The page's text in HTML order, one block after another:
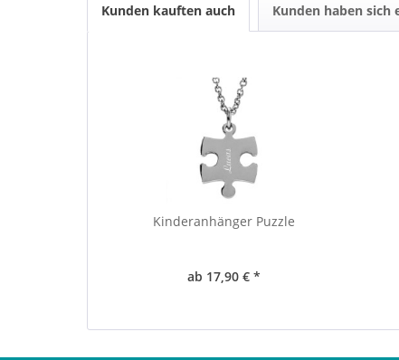
Kunden kauften auch Kunden haben sich
Kinderanhänger Puzzle
ab 17,90 € *